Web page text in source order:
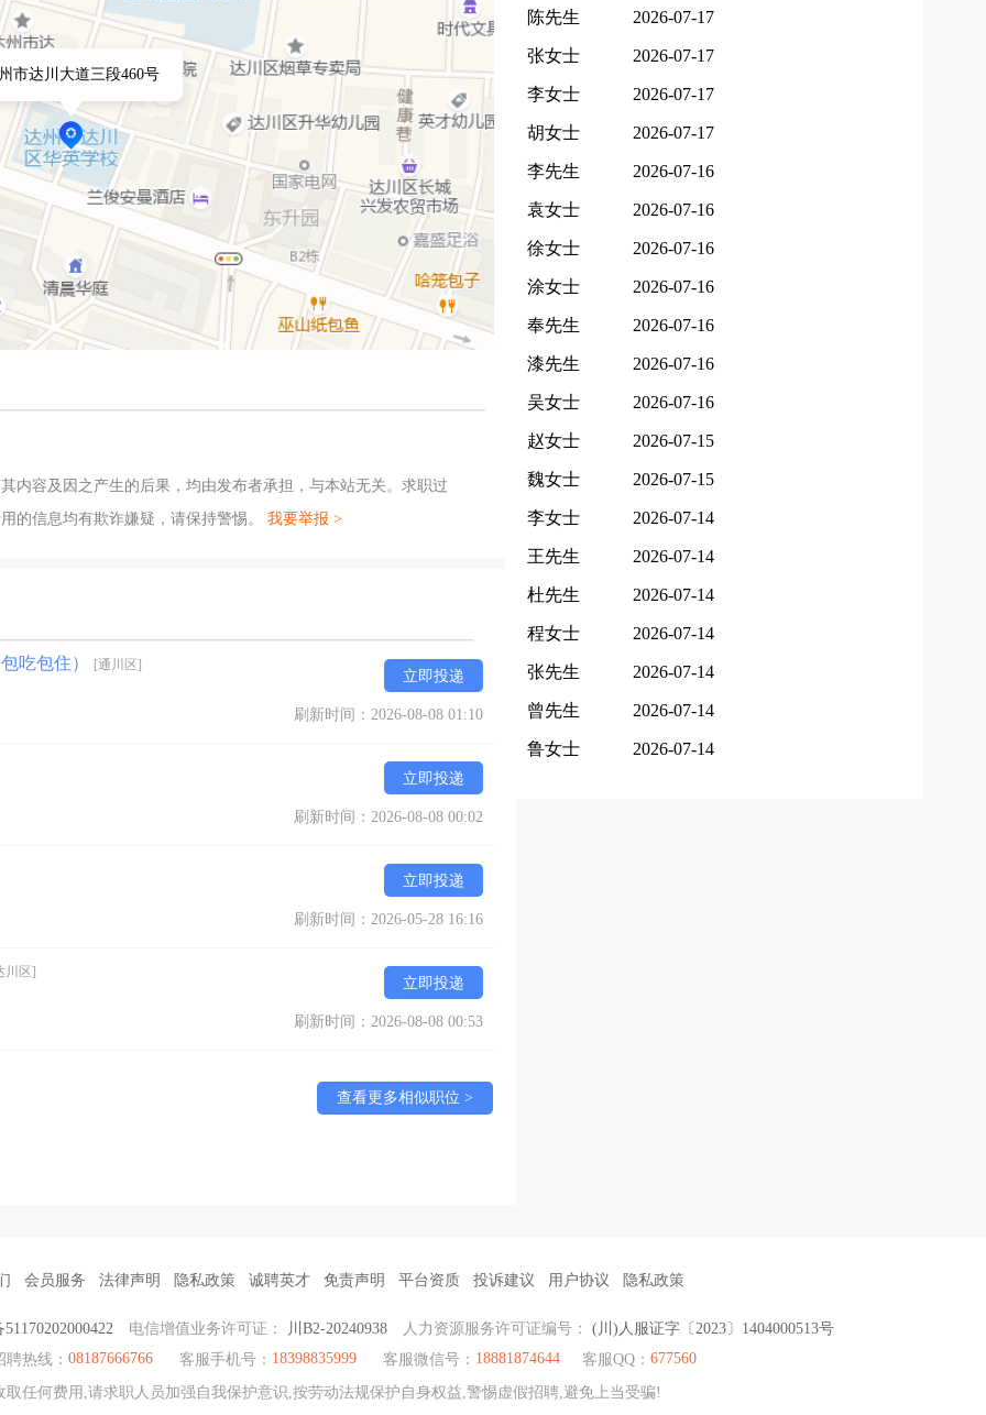
市达川大道三段460号
内容及因之产生的后果，均由发布者承担，与本站无关。求职过
的信息均有欺诈嫌疑，请保持警惕。 我要举报 >
吃包住） [通川区]
立即投递
刷新时间：2026-08-08 01:10
立即投递
刷新时间：2026-08-08 00:02
立即投递
刷新时间：2026-05-28 16:16
川区]
立即投递
刷新时间：2026-08-08 00:53
查看更多相似职位 >
陈先生 2026-07-17
张女士 2026-07-17
李女士 2026-07-17
胡女士 2026-07-17
李先生 2026-07-16
袁女士 2026-07-16
徐女士 2026-07-16
涂女士 2026-07-16
奉先生 2026-07-16
漆先生 2026-07-16
吴女士 2026-07-16
赵女士 2026-07-15
魏女士 2026-07-15
李女士 2026-07-14
王先生 2026-07-14
杜先生 2026-07-14
程女士 2026-07-14
张先生 2026-07-14
曾先生 2026-07-14
鲁女士 2026-07-14
会员服务 法律声明 隐私政策 诚聘英才 免责声明 平台资质 投诉建议 用户协议 隐私政策
电信增值业务许可证： 川B2-20240938 人力资源服务许可证编号： (川)人服证字〔2023〕1404000513号
聘热线： 08187666766 客服手机号： 18398835999 客服微信号： 18881874644 客服QQ： 677560
取任何费用,请求职人员加强自我保护意识,按劳动法规保护自身权益,警惕虚假招聘,避免上当受骗!